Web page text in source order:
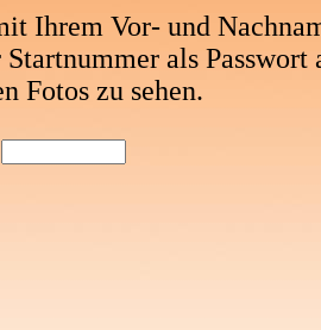
Ihrem Vor- und
als Passwort
Fotos zu sehen.